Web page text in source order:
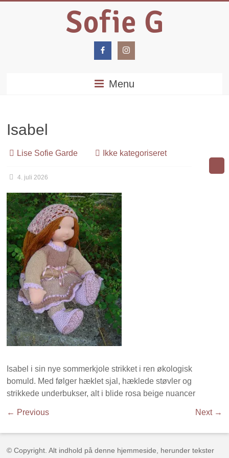
Menu
Isabel
Lise Sofie Garde Ikke kategoriseret
4. juli 2026
Isabel i sin nye sommerkjole strikket i ren økologisk
bomuld. Med følger hæklet sjal, hæklede støvler og
strikkede underbukser, alt i blide rosa beige nuancer
← Previous Next →
© Copyright. Alt indhold på denne hjemmeside, herunder tekster